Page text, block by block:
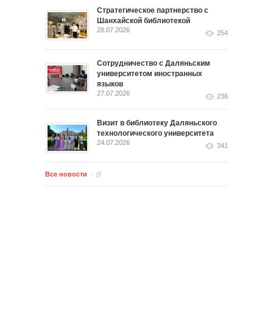
Стратегическое партнерство с
Шанхайской библиотекой
28.07.2026 254
Сотрудничество с Даляньским
университетом иностранных
языков
27.07.2026 236
Визит в библиотеку Даляньского
технологического университета
24.07.2026 341
Все новости